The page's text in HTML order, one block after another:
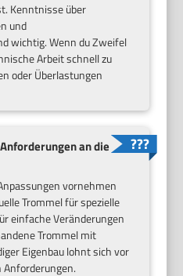
Kenntnisse über
und
wichtig. Wenn du Zweifel
Arbeit schnell zu
oder Überlastungen
an die
vornehmen
Trommel für spezielle
einfache Veränderungen
Trommel mit
Eigenbau lohnt sich vor